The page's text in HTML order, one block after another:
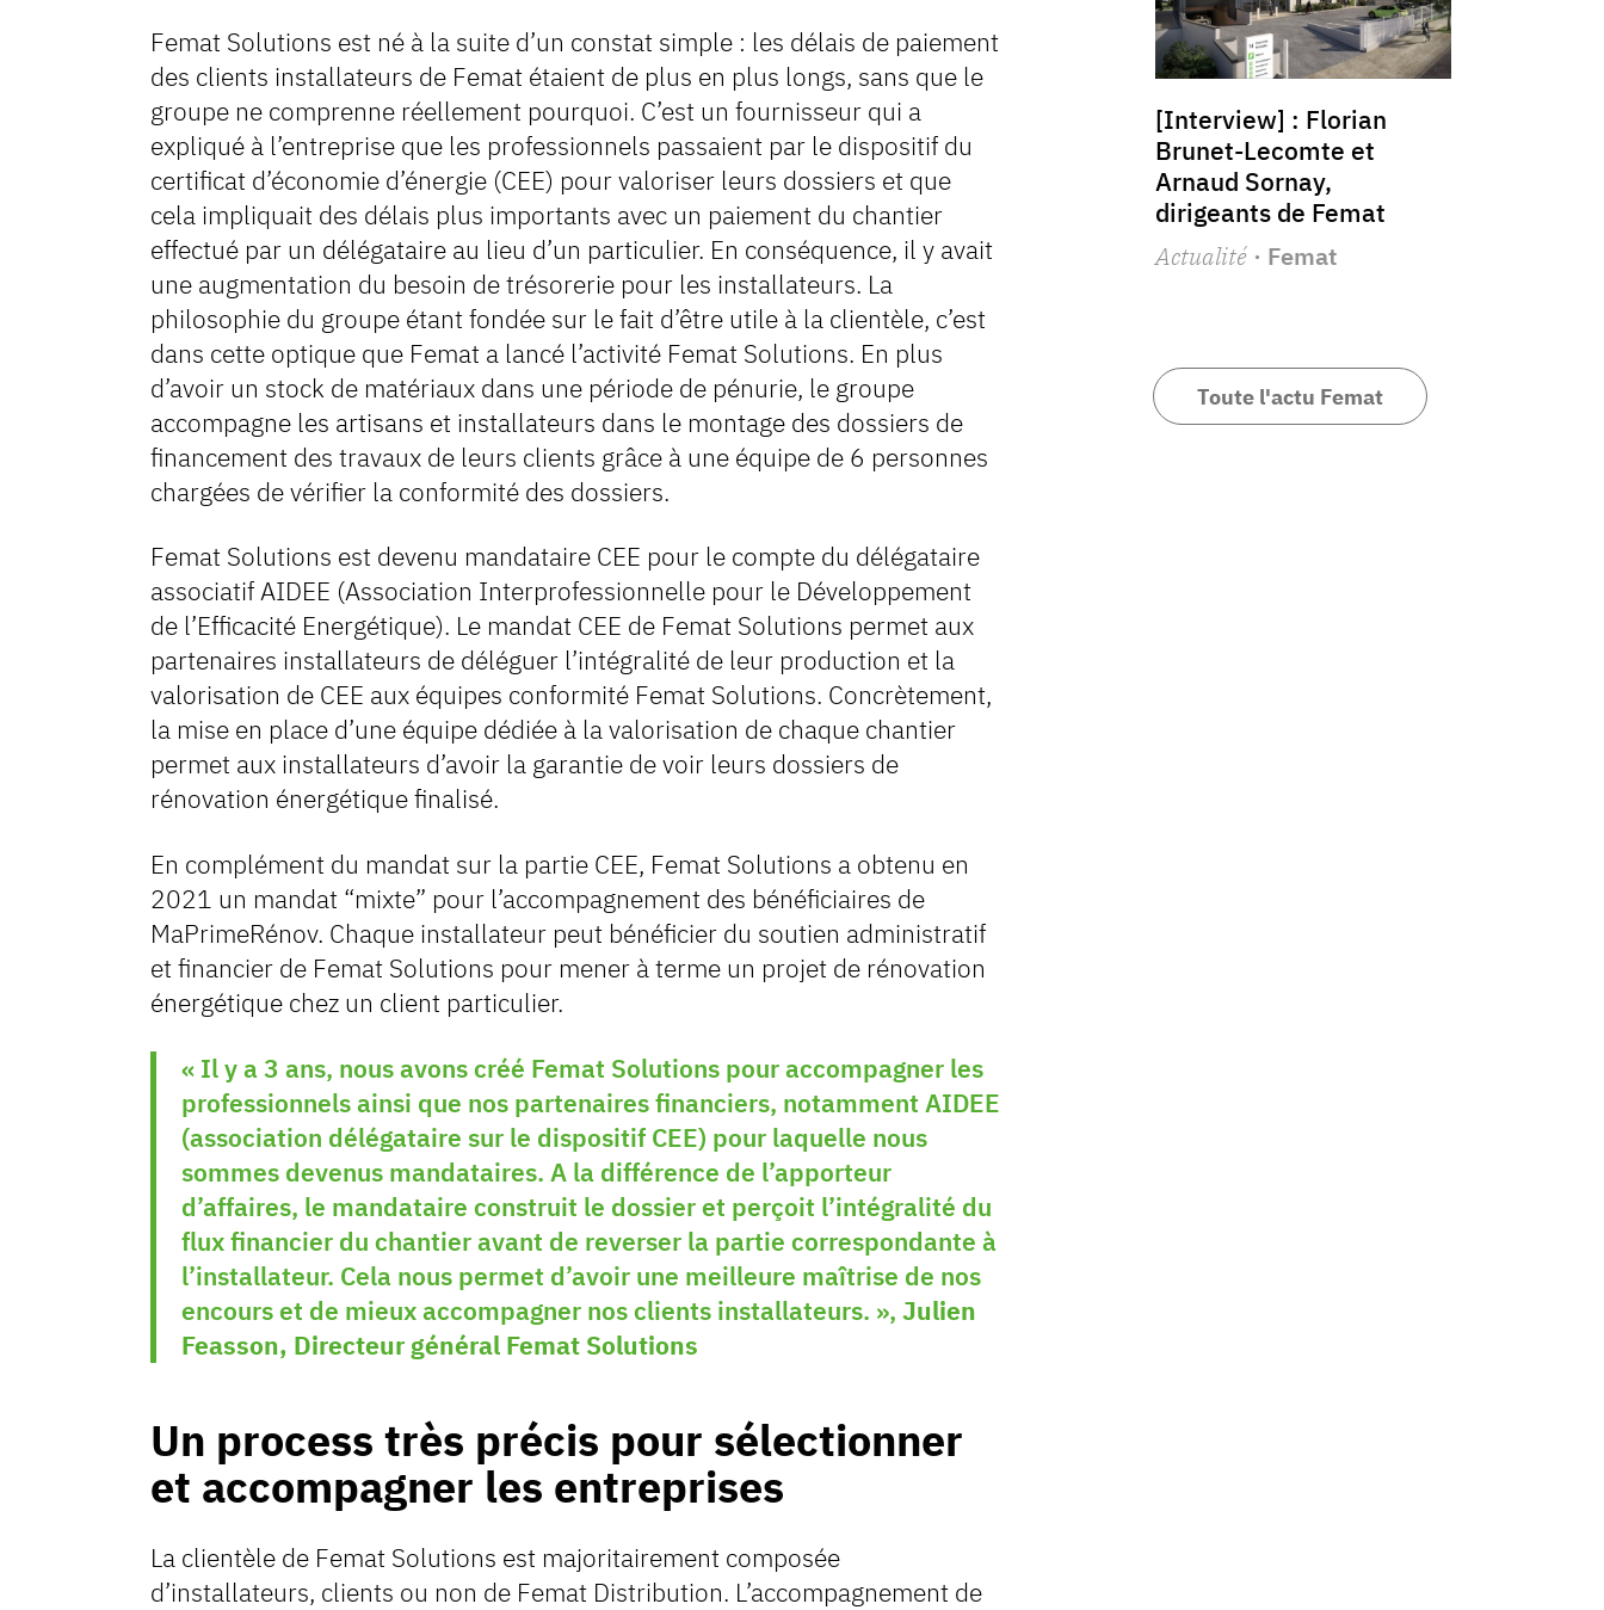
Femat Solutions est né à la suite d’un constat simple : les délais de paiement
des clients installateurs de Femat étaient de plus en plus longs, sans que le
groupe ne comprenne réellement pourquoi. C’est un fournisseur qui a
expliqué à l’entreprise que les professionnels passaient par le dispositif du
certificat d’économie d’énergie (CEE) pour valoriser leurs dossiers et que
cela impliquait des délais plus importants avec un paiement du chantier
effectué par un délégataire au lieu d’un particulier. En conséquence, il y avait
une augmentation du besoin de trésorerie pour les installateurs. La
philosophie du groupe étant fondée sur le fait d’être utile à la clientèle, c’est
dans cette optique que Femat a lancé l’activité Femat Solutions. En plus
d’avoir un stock de matériaux dans une période de pénurie, le groupe
accompagne les artisans et installateurs dans le montage des dossiers de
financement des travaux de leurs clients grâce à une équipe de 6 personnes
chargées de vérifier la conformité des dossiers.
Femat Solutions est devenu mandataire CEE pour le compte du délégataire
associatif AIDEE (Association Interprofessionnelle pour le Développement
de l’Efficacité Energétique). Le mandat CEE de Femat Solutions permet aux
partenaires installateurs de déléguer l’intégralité de leur production et la
valorisation de CEE aux équipes conformité Femat Solutions. Concrètement,
la mise en place d’une équipe dédiée à la valorisation de chaque chantier
permet aux installateurs d’avoir la garantie de voir leurs dossiers de
rénovation énergétique finalisé.
En complément du mandat sur la partie CEE, Femat Solutions a obtenu en
2021 un mandat “mixte” pour l’accompagnement des bénéficiaires de
MaPrimeRénov. Chaque installateur peut bénéficier du soutien administratif
et financier de Femat Solutions pour mener à terme un projet de rénovation
énergétique chez un client particulier.
« Il y a 3 ans, nous avons créé Femat Solutions pour accompagner les
professionnels ainsi que nos partenaires financiers, notamment AIDEE
(association délégataire sur le dispositif CEE) pour laquelle nous
sommes devenus mandataires. A la différence de l’apporteur
d’affaires, le mandataire construit le dossier et perçoit l’intégralité du
flux financier du chantier avant de reverser la partie correspondante à
l’installateur. Cela nous permet d’avoir une meilleure maîtrise de nos
encours et de mieux accompagner nos clients installateurs. », Julien
Feasson, Directeur général Femat Solutions
Un process très précis pour sélectionner
et accompagner les entreprises
La clientèle de Femat Solutions est majoritairement composée
d’installateurs, clients ou non de Femat Distribution. L’accompagnement de
[Interview] : Florian
Brunet-Lecomte et
Arnaud Sornay,
dirigeants de Femat
Actualité· Femat
Toute l'actu Femat